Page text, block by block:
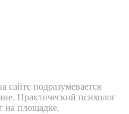
сайте подразумевается
Практический психолог
на площадке.